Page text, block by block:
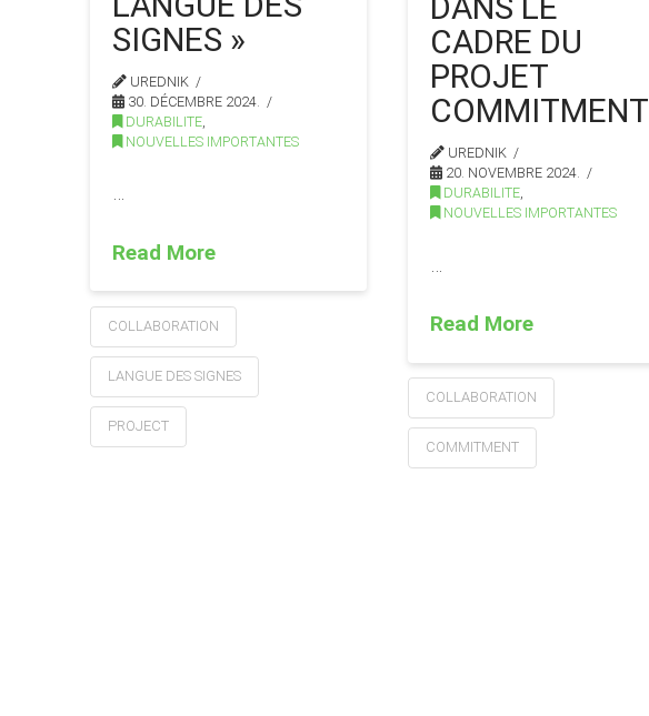
SIGNES »
UREDNIK
30. DÉCEMBRE 2024.
DURABILITE
NOUVELLES IMPORTANTES
…
Read More
COLLABORATION
LANGUE DES SIGNES
PROJECT
CADRE DU
PROJET
COMMITMENT
UREDNIK
20. NOVEMBRE 2024.
DURABILITE,
NOUVELLES IMPORTANTES
Read More
COLLABORATION
COMMITMENT